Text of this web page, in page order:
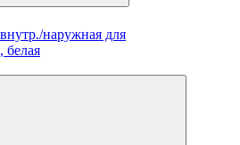
наружная для
белая